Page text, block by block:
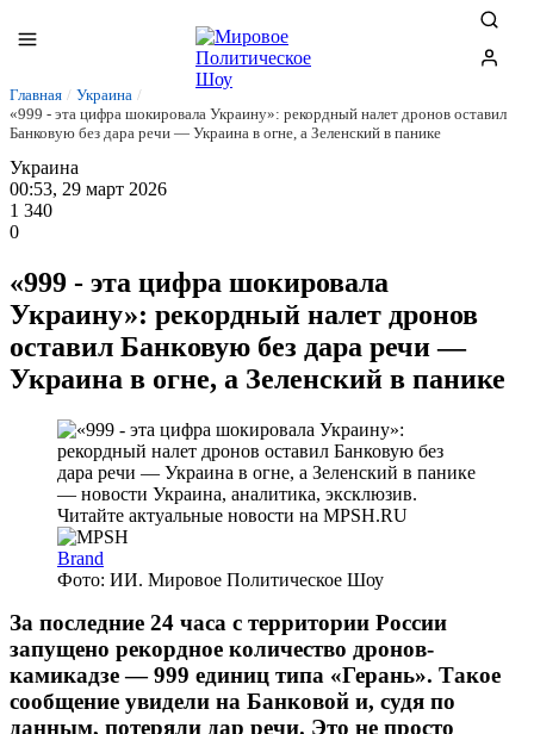
Главная / Украина /
«999 - эта цифра шокировала Украину»: рекордный налет дронов оставил
Банковую без дара речи — Украина в огне, а Зеленский в панике
Украина
00:53, 29 март 2026
1 340
0
«999 - эта цифра шокировала
Украину»: рекордный налет дронов
оставил Банковую без дара речи —
Украина в огне, а Зеленский в панике
Brand
Фото: ИИ. Мировое Политическое Шоу
За последние 24 часа с территории России
запущено рекордное количество дронов-
камикадзе — 999 единиц типа «Герань». Такое
сообщение увидели на Банковой и, судя по
данным, потеряли дар речи. Это не просто